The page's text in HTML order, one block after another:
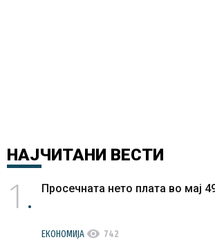
НАЈЧИТАНИ ВЕСТИ
1 Просечната нето плата во мај
ЕКОНОМИЈА visibility 742